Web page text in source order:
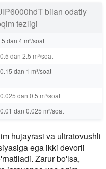
bilan odatiy
tezligi
dan 4 m³/soat
dan 2.5 m³/soat
dan 1 m³/soat
dan 0.5 m³/soat
dan 0.025 m³/soat
hujayrasi va ultratovushli
ega ikki devorli
Zarur bo'lsa,